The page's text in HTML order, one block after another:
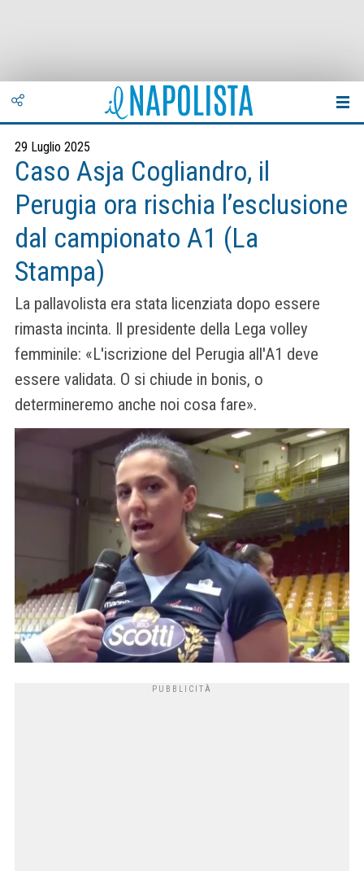
29 Luglio 2025
Caso Asja Cogliandro, il
Perugia ora rischia l’esclusione
dal campionato A1 (La
Stampa)
La pallavolista era stata licenziata dopo essere
rimasta incinta. Il presidente della Lega volley
femminile: «L'iscrizione del Perugia all'A1 deve
essere validata. O si chiude in bonis, o
determineremo anche noi cosa fare».